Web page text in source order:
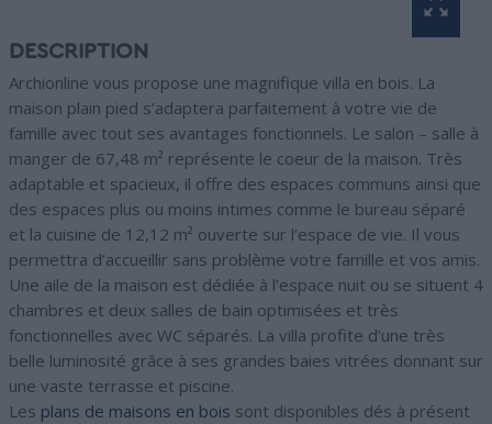
DESCRIPTION
Archionline vous propose une magnifique villa en bois. La
maison plain pied s’adaptera parfaitement à votre vie de
famille avec tout ses avantages fonctionnels. Le salon – salle à
manger de 67,48 m² représente le coeur de la maison. Très
adaptable et spacieux, il offre des espaces communs ainsi que
des espaces plus ou moins intimes comme le bureau séparé
et la cuisine de 12,12 m² ouverte sur l’espace de vie. Il vous
permettra d’accueillir sans problème votre famille et vos amis.
Une aile de la maison est dédiée à l’espace nuit ou se situent 4
chambres et deux salles de bain optimisées et très
fonctionnelles avec WC séparés. La villa profite d’une très
belle luminosité grâce à ses grandes baies vitrées donnant sur
une vaste terrasse et piscine.
Les plans de maisons en bois sont disponibles dés à présent